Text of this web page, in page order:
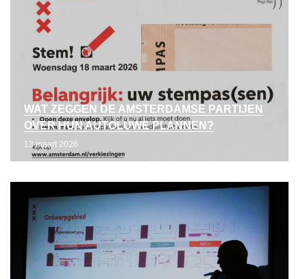
WAT ZEGGEN DE AMSTERDAMSE PARTIJEN
OVER HUN AUTOLUWE PLANNEN?
13 maart 2026